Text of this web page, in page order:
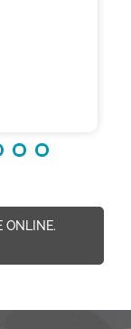
ONLINE.